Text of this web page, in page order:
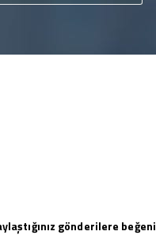
gönderilere beğeni